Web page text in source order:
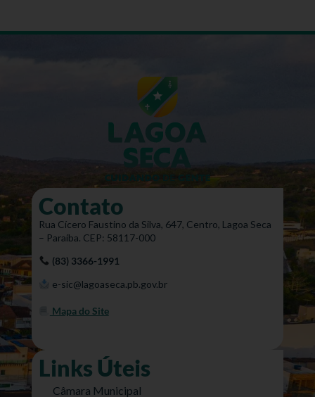
Contato
Rua Cícero Faustino da Silva, 647, Centro, Lagoa Seca
– Paraíba. CEP: 58117-000
(83) 3366-1991
e-sic@lagoaseca.pb.gov.br
Mapa do Site
Links Úteis
Câmara Municipal